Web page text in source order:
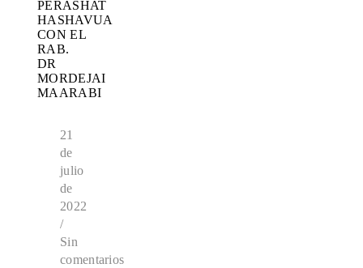
PERASHAT
HASHAVUA
CON EL
RAB.
DR
MORDEJAI
MAARABI
21
de
julio
de
2022
/
Sin
comentarios